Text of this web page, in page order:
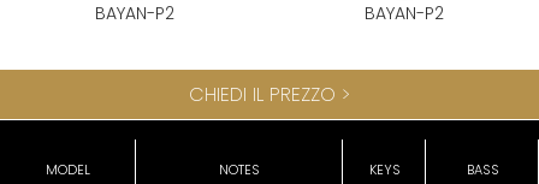
BAYAN-P2 BAYAN-P2
CHIEDI IL PREZZO >
MODEL NOTES KEYS BASS